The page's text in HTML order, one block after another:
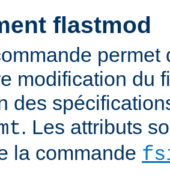
flastmod
permet
modification du
des
. Les attributs
la commande